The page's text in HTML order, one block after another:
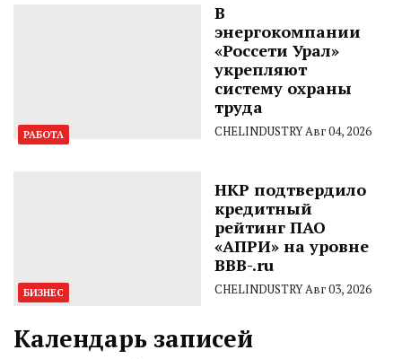
РАБОТА
В
энергокомпании
«Россети Урал»
укрепляют
систему охраны
труда
CHELINDUSTRYАвг 04, 2026
БИЗНЕС
НКР подтвердило
кредитный
рейтинг ПАО
«АПРИ» на уровне
BBB-.ru
CHELINDUSTRYАвг 03, 2026
Календарь записей